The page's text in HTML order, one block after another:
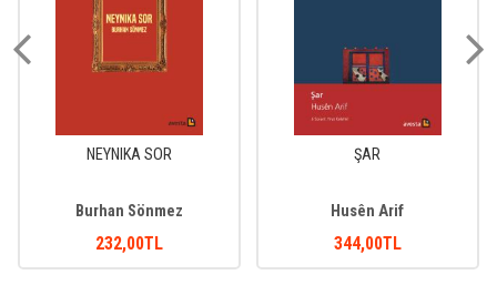
NEYNIKA SOR
Burhan Sönmez
232,00TL
ŞAR
Husên Arif
344,00TL